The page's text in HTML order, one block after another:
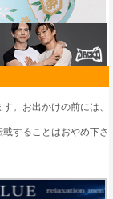
。お出かけの前には、
することはおやめ下さ